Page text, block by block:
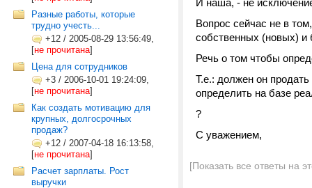
Разные работы, которые
трудно учесть...
+12 / 2005-08-29 13:56:49,
[не прочитана]
Цена для сотрудников
+3 / 2006-10-01 19:24:09,
[не прочитана]
Как создать мотивацию для
крупных, долгосрочных
продаж?
+12 / 2007-04-18 16:13:58,
[не прочитана]
Расчет зарплаты. Рост
выручки
И наша, - не
Вопрос сейчас не в
собственных (новых) и
Речь о том чтобы
Т.е.: должен он
определить на базе
?
С уважением,
[Показать все ответы на